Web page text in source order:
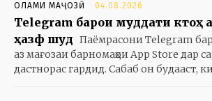
ОЛАМИ МАҶОЗӢ 04.08.2026
Telegram барои муддати кӯтоҳ
ҳазф шуд Паёмрасони Telegram
аз мағозаи барномаҳои App Store дар
дастнорас гардид. Сабаб он будааст,